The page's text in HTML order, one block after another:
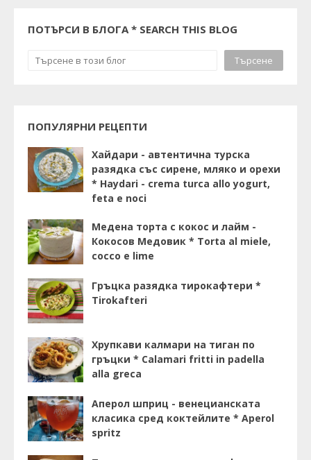
ПОТЪРСИ В БЛОГА * SEARCH THIS BLOG
ПОПУЛЯРНИ РЕЦЕПТИ
Хайдари - автентична турска
разядка със сирене, мляко и орехи
* Haydari - crema turca allo yogurt,
feta e noci
Медена торта с кокос и лайм -
Кокосов Медовик * Torta al miele,
cocco e lime
Гръцка разядка тирокафтери *
Tirokafteri
Хрупкави калмари на тиган по
гръцки * Calamari fritti in padella
alla greca
Аперол шприц - венецианската
класика сред коктейлите * Aperol
spritz